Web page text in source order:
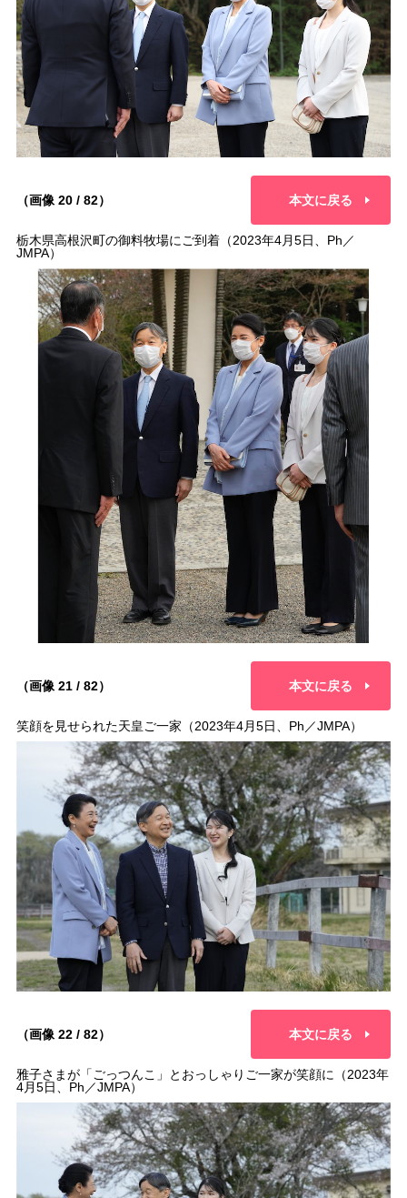
（画像 20 / 82） 本文に戻る
栃木県高根沢町の御料牧場にご到着（2023年4月5日、Ph／
JMPA）
（画像 21 / 82） 本文に戻る
笑顔を見せられた天皇ご一家（2023年4月5日、Ph／JMPA）
（画像 22 / 82） 本文に戻る
雅子さまが「ごっつんこ」とおっしゃりご一家が笑顔に（2023年
4月5日、Ph／JMPA）